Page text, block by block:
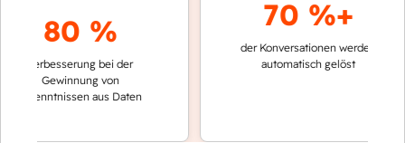
80 %
Verbesserung bei der
Gewinnung von
aus Daten
70 %+
der Konversationen werden
automatisch gelöst